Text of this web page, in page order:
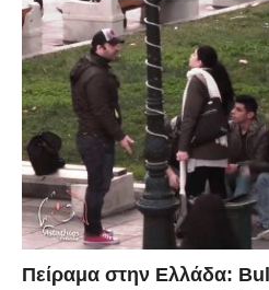
Πείραμα στην Ελλάδα: